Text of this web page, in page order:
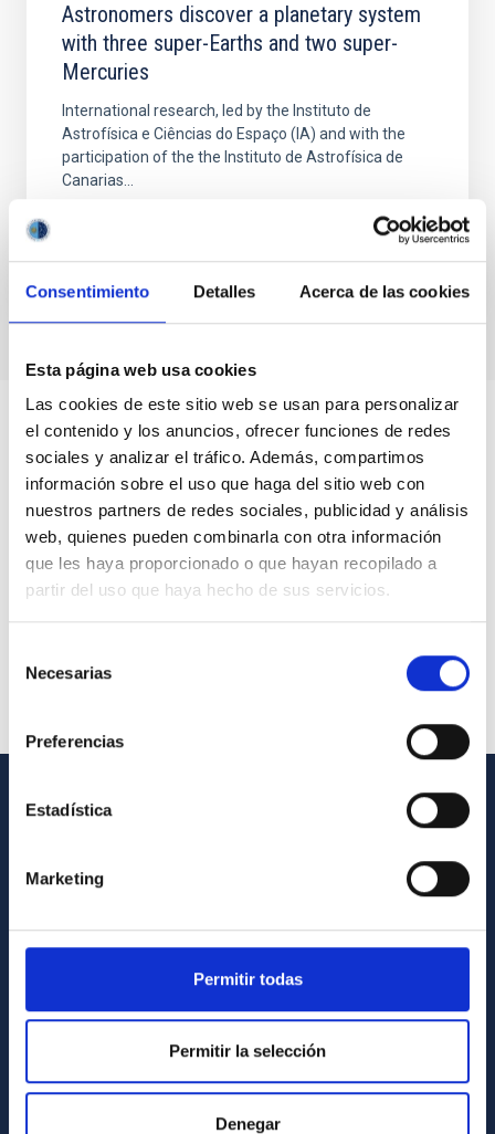
Consentimiento Detalles Acerca de las cookies
Esta página web usa cookies
Las cookies de este sitio web se usan para personalizar
el contenido y los anuncios, ofrecer funciones de redes
sociales y analizar el tráfico. Además, compartimos
información sobre el uso que haga del sitio web con
nuestros partners de redes sociales, publicidad y análisis
web, quienes pueden combinarla con otra información
que les haya proporcionado o que hayan recopilado a
partir del uso que haya hecho de sus servicios.
Necesarias
Preferencias
Estadística
Marketing
Permitir todas
Permitir la selección
Denegar
Astronomers discover a planetary system
with three super-Earths and two super-
Mercuries
International research, led by the Instituto de
Astrofísica e Ciências do Espaço (IA) and with the
participation of the the Instituto de Astrofísica de
Canarias...
GENERAL INFORMATION
General register